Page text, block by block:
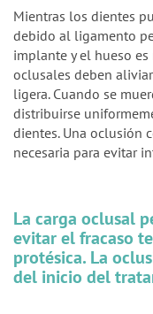
Mientras los dientes
debido al ligamento
implante y el hueso
oclusales deben
ligera. Cuando se
distribuirse
dientes. Una oclusión
necesaria para evitar
La carga oclusal
evitar el fracaso
protésica. La
del inicio del